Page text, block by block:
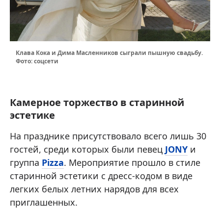
Клава Кока и Дима Масленников сыграли пышную свадьбу.
Фото: соцсети
Камерное торжество в старинной
эстетике
На празднике присутствовало всего лишь 30
гостей, среди которых были певец JONY и
группа Pizza. Мероприятие прошло в стиле
старинной эстетики с дресс-кодом в виде
легких белых летних нарядов для всех
приглашенных.